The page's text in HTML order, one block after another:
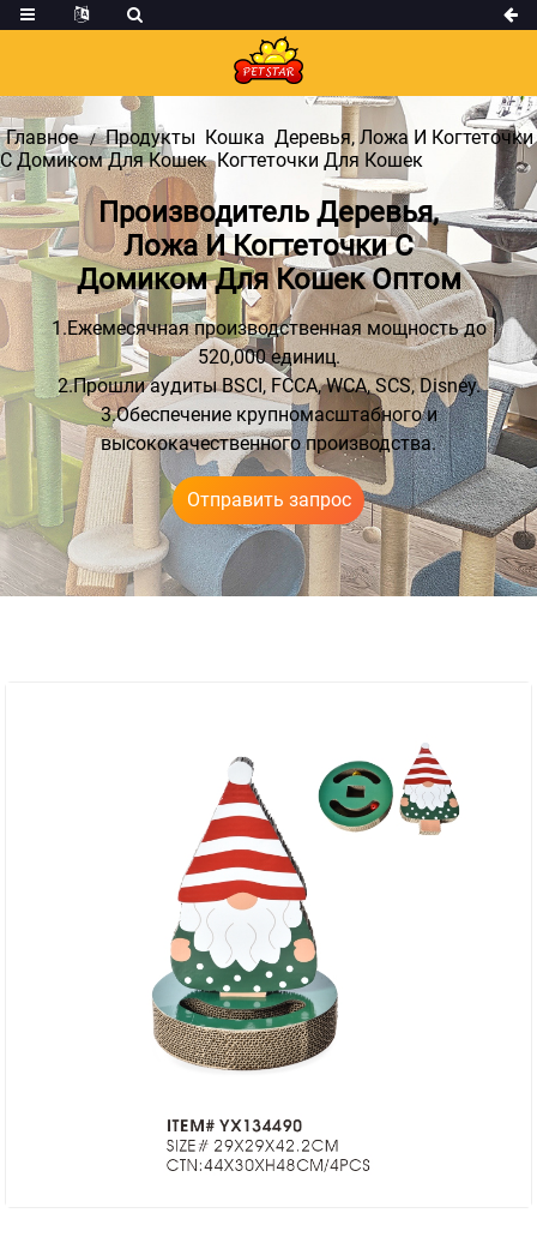
Главное Продукты Кошка Деревья, Ложа И Когтеточки
С Домиком Для Кошек Когтеточки Для Кошек
Производитель Деревья,
Ложа И Когтеточки С
Домиком Для Кошек Оптом
1.Ежемесячная производственная мощность до
520,000 единиц.
2.Прошли аудиты BSCI, FCCA, WCA, SCS, Disney.
3.Обеспечение крупномасштабного и
высококачественного производства.
Отправить запрос